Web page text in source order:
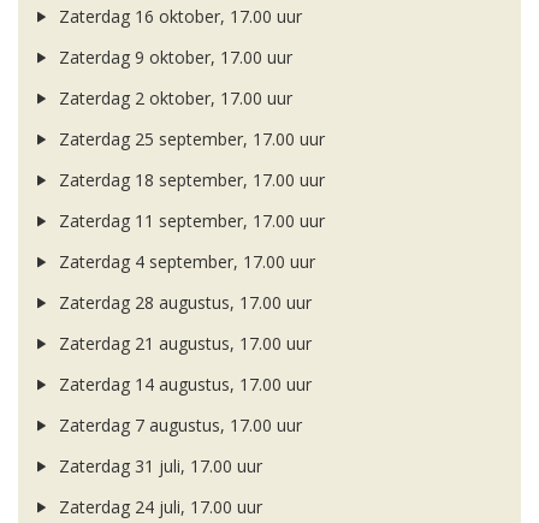
Zaterdag 16 oktober, 17.00 uur
Zaterdag 9 oktober, 17.00 uur
Zaterdag 2 oktober, 17.00 uur
Zaterdag 25 september, 17.00 uur
Zaterdag 18 september, 17.00 uur
Zaterdag 11 september, 17.00 uur
Zaterdag 4 september, 17.00 uur
Zaterdag 28 augustus, 17.00 uur
Zaterdag 21 augustus, 17.00 uur
Zaterdag 14 augustus, 17.00 uur
Zaterdag 7 augustus, 17.00 uur
Zaterdag 31 juli, 17.00 uur
Zaterdag 24 juli, 17.00 uur